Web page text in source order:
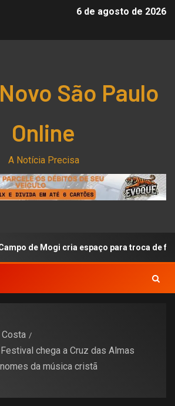
6 de agosto de 2026
São Paulo
Online
A Notícia Precisa
cria espaço para troca de figurinhas da
chega a Cruz das Almas
da música cristã